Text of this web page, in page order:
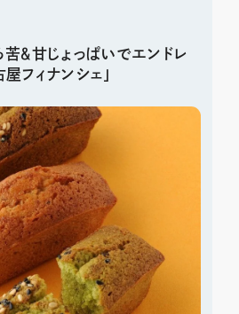
＆甘じょっぱいでエンドレ
フィナンシェ」